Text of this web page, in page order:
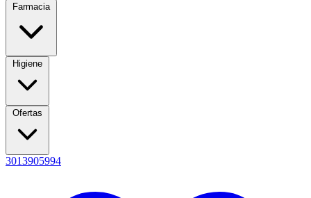
Farmacia
Higiene
Ofertas
3013905994